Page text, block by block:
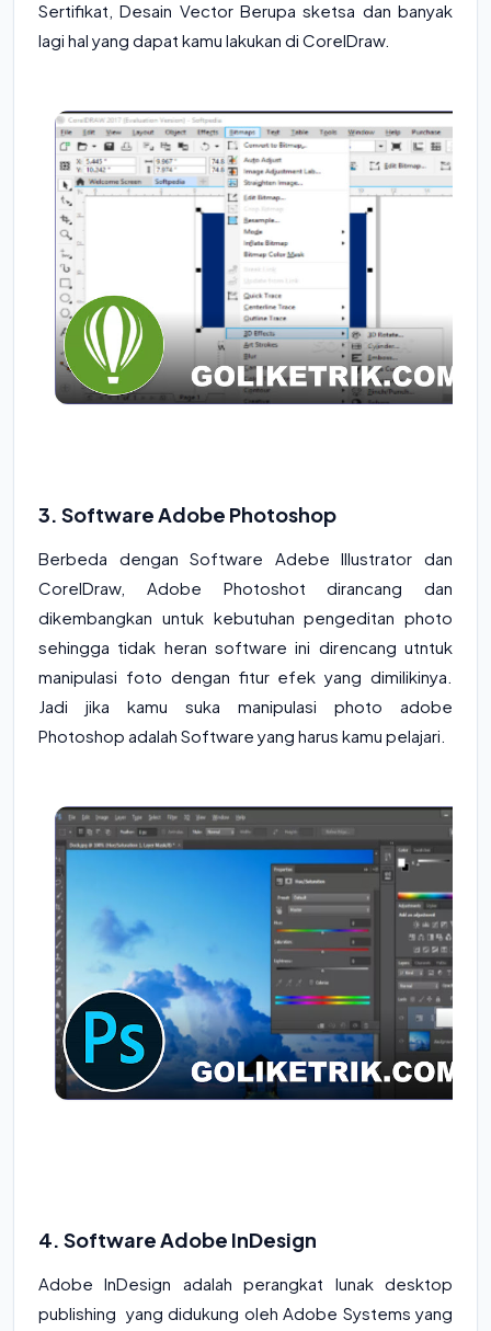
Sertifikat, Desain Vector Berupa sketsa dan banyak
lagi hal yang dapat kamu lakukan di CorelDraw.
3. Software Adobe Photoshop
Berbeda dengan Software Adebe Illustrator dan
CorelDraw, Adobe Photoshot dirancang dan
dikembangkan untuk kebutuhan pengeditan photo
sehingga tidak heran software ini direncang utntuk
manipulasi foto dengan fitur efek yang dimilikinya.
Jadi jika kamu suka manipulasi photo adobe
Photoshop adalah Software yang harus kamu pelajari.
4. Software Adobe InDesign
Adobe InDesign adalah perangkat lunak desktop
publishing yang didukung oleh Adobe Systems yang